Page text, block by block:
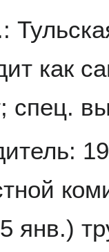
как
спец.
янв.)